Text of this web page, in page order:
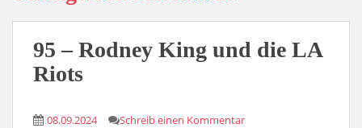
95 – Rodney King und die LA
Riots
08.09.2024 Schreib einen Kommentar